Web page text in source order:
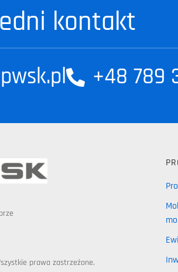
kontakt
+48 789
prawa zastrzeżone.